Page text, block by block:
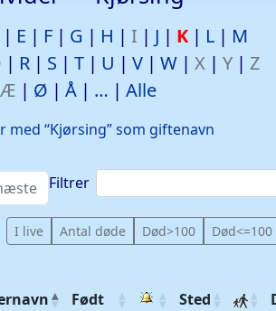
E F G H I J K L
M
R S T U V W X Y
Z
Æ
Ø Å … Alle
med “Kjørsing” som giftenavn
Filtrer
I live Antal døde Død>100
Død<=100
Født Sted